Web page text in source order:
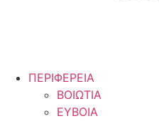
ΠΕΡΙΦΕΡΕΙΑ
ΒΟΙΩΤΙΑ
ΕΥΒΟΙΑ